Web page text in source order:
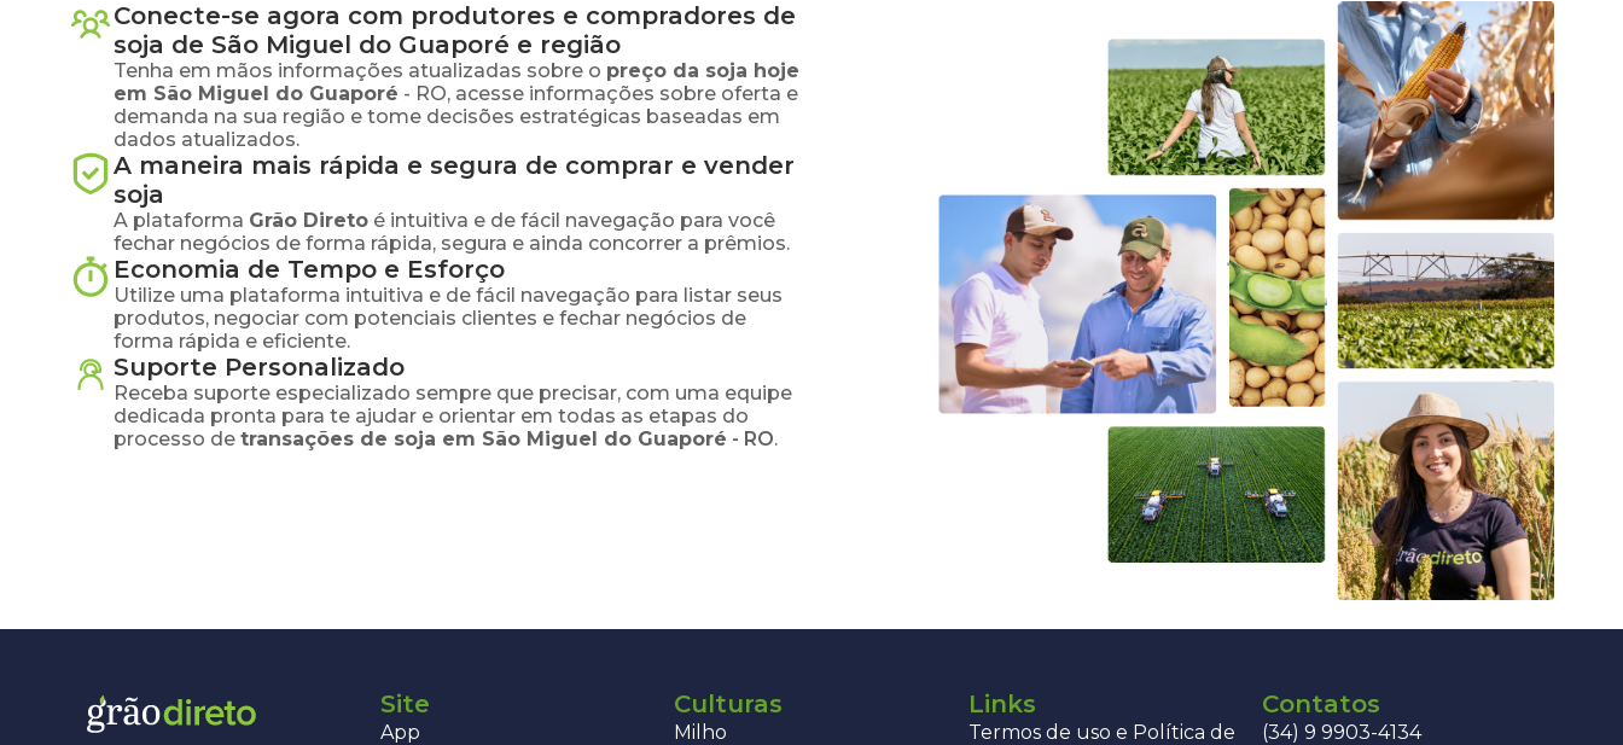
Conecte-se agora com produtores e compradores de
soja de São Miguel do Guaporé e região
Tenha em mãos informações atualizadas sobre o preço da soja hoje
em São Miguel do Guaporé - RO, acesse informações sobre oferta e
demanda na sua região e tome decisões estratégicas baseadas em
dados atualizados.
A maneira mais rápida e segura de comprar e vender
soja
A plataforma Grão Direto é intuitiva e de fácil navegação para você
fechar negócios de forma rápida, segura e ainda concorrer a prêmios.
Economia de Tempo e Esforço
Utilize uma plataforma intuitiva e de fácil navegação para listar seus
produtos, negociar com potenciais clientes e fechar negócios de
forma rápida e eficiente.
Suporte Personalizado
Receba suporte especializado sempre que precisar, com uma equipe
dedicada pronta para te ajudar e orientar em todas as etapas do
processo de transações de soja em São Miguel do Guaporé - RO.
Site
App
Culturas
Milho
Links
Termos de uso e Política de
Contatos
(34) 9 9903-4134